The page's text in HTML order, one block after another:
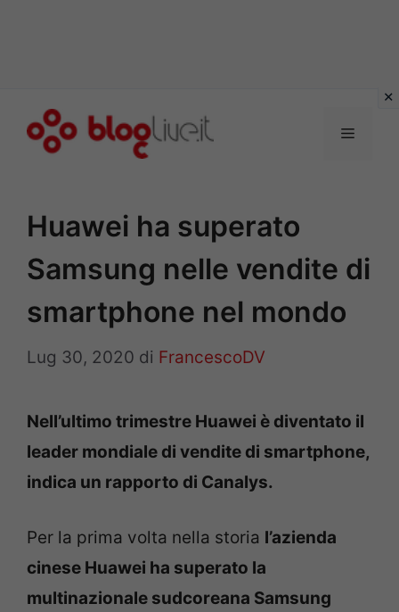
Menu
Huawei ha superato
Samsung nelle vendite di
smartphone nel mondo
Lug 30, 2020 di FrancescoDV
Nell’ultimo trimestre Huawei è diventato il
leader mondiale di vendite di smartphone,
indica un rapporto di Canalys.
Per la prima volta nella storia l’azienda
cinese Huawei ha superato la
multinazionale sudcoreana Samsung